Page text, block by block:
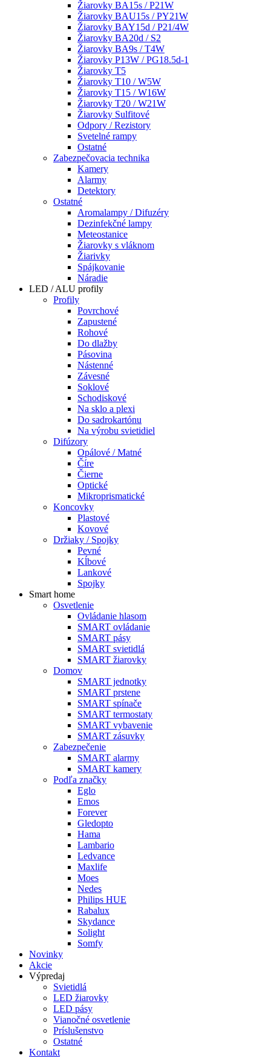
Žiarovky BA15s / P21W
Žiarovky BAU15s / PY21W
Žiarovky BAY15d / P21/4W
Žiarovky BA20d / S2
Žiarovky BA9s / T4W
Žiarovky P13W / PG18.5d-1
Žiarovky T5
Žiarovky T10 / W5W
Žiarovky T15 / W16W
Žiarovky T20 / W21W
Žiarovky Sulfitové
Odpory / Rezistory
Svetelné rampy
Ostatné
Zabezpečovacia technika
Kamery
Alarmy
Detektory
Ostatné
Aromalampy / Difuzéry
Dezinfekčné lampy
Meteostanice
Žiarovky s vláknom
Žiarivky
Spájkovanie
Náradie
LED / ALU profily
Profily
Povrchové
Zapustené
Rohové
Do dlažby
Pásovina
Nástenné
Závesné
Soklové
Schodiskové
Na sklo a plexi
Do sadrokartónu
Na výrobu svietidiel
Difúzory
Opálové / Matné
Číre
Čierne
Optické
Mikroprismatické
Koncovky
Plastové
Kovové
Držiaky / Spojky
Pevné
Kĺbové
Lankové
Spojky
Smart home
Osvetlenie
Ovládanie hlasom
SMART ovládanie
SMART pásy
SMART svietidlá
SMART žiarovky
Domov
SMART jednotky
SMART prstene
SMART spínače
SMART termostaty
SMART vybavenie
SMART zásuvky
Zabezpečenie
SMART alarmy
SMART kamery
Podľa značky
Eglo
Emos
Forever
Gledopto
Hama
Lambario
Ledvance
Maxlife
Moes
Nedes
Philips HUE
Rabalux
Skydance
Solight
Somfy
Novinky
Akcie
Výpredaj
Svietidlá
LED žiarovky
LED pásy
Vianočné osvetlenie
Príslušenstvo
Ostatné
Kontakt